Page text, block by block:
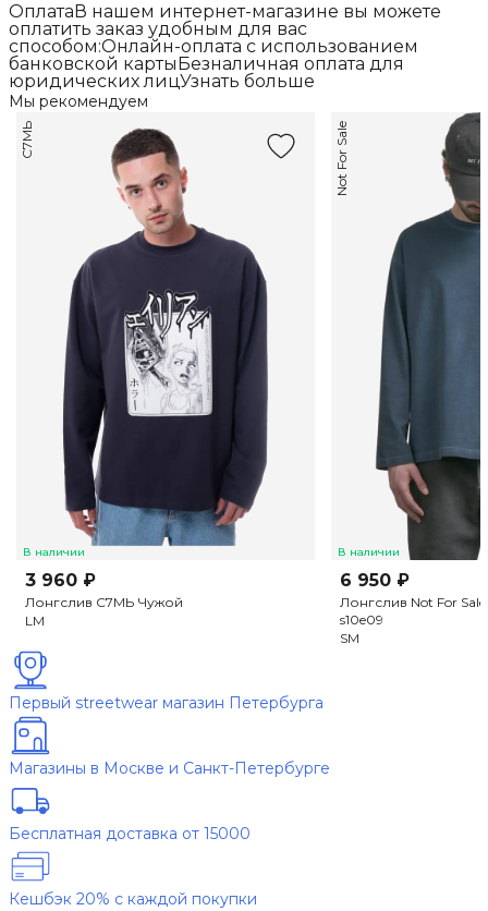
ОплатаВ нашем интернет-магазине вы можете
оплатить заказ удобным для вас
способом:Онлайн-оплата с использованием
банковской картыБезналичная оплата для
юридических лицУзнать больше
Мы рекомендуем
В наличии
С7МЬ
3 960 ₽
Лонгслив С7МЬ Чужой
LM
В наличии
Not For Sale
6 950 ₽
Лонгслив Not For
s10e09
SM
Первый streetwear магазин Петербурга
Магазины в Москве и Санкт-Петербурге
Бесплатная доставка от 15000
Кешбэк 20% с каждой покупки